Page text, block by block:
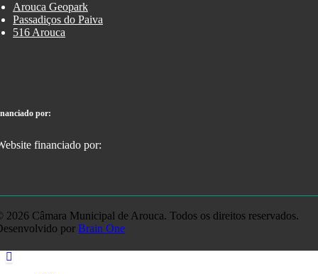
Arouca Geopark
Passadiços do Paiva
516 Arouca
por:
2026 Câmara Municipal de Arouca. Todos os direitos reservados.
por Brain One